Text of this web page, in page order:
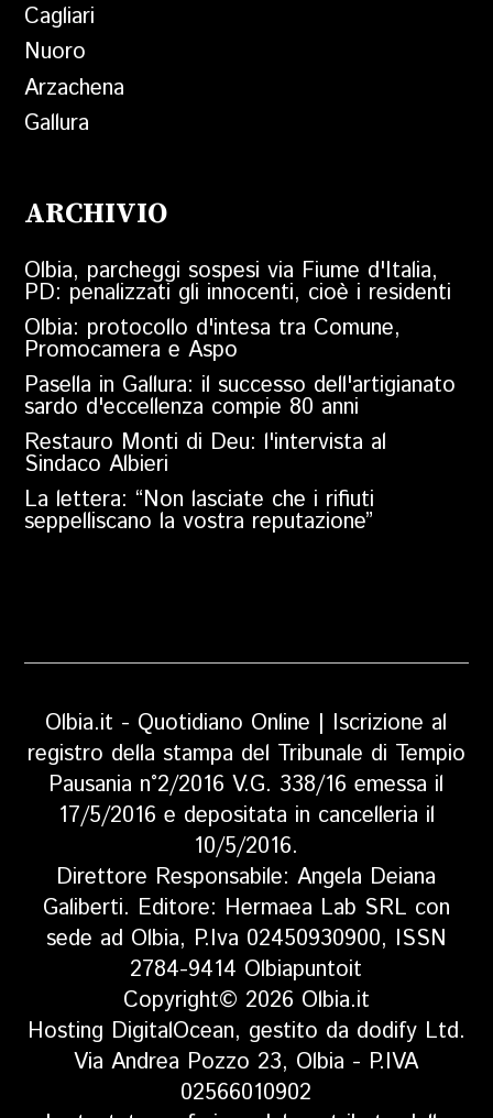
Cagliari
Nuoro
Arzachena
Gallura
ARCHIVIO
Olbia, parcheggi sospesi via Fiume d'Italia,
PD: penalizzati gli innocenti, cioè i residenti
Olbia: protocollo d'intesa tra Comune,
Promocamera e Aspo
Pasella in Gallura: il successo dell'artigianato
sardo d'eccellenza compie 80 anni
Restauro Monti di Deu: l'intervista al
Sindaco Albieri
La lettera: “Non lasciate che i rifiuti
seppelliscano la vostra reputazione”
Olbia.it - Quotidiano Online | Iscrizione al
registro della stampa del Tribunale di Tempio
Pausania n°2/2016 V.G. 338/16 emessa il
17/5/2016 e depositata in cancelleria il
10/5/2016.
Direttore Responsabile: Angela Deiana
Galiberti. Editore: Hermaea Lab SRL con
sede ad Olbia, P.Iva 02450930900, ISSN
2784-9414 Olbiapuntoit
Copyright© 2026 Olbia.it
Hosting DigitalOcean, gestito da dodify Ltd.
Via Andrea Pozzo 23, Olbia - P.IVA
02566010902